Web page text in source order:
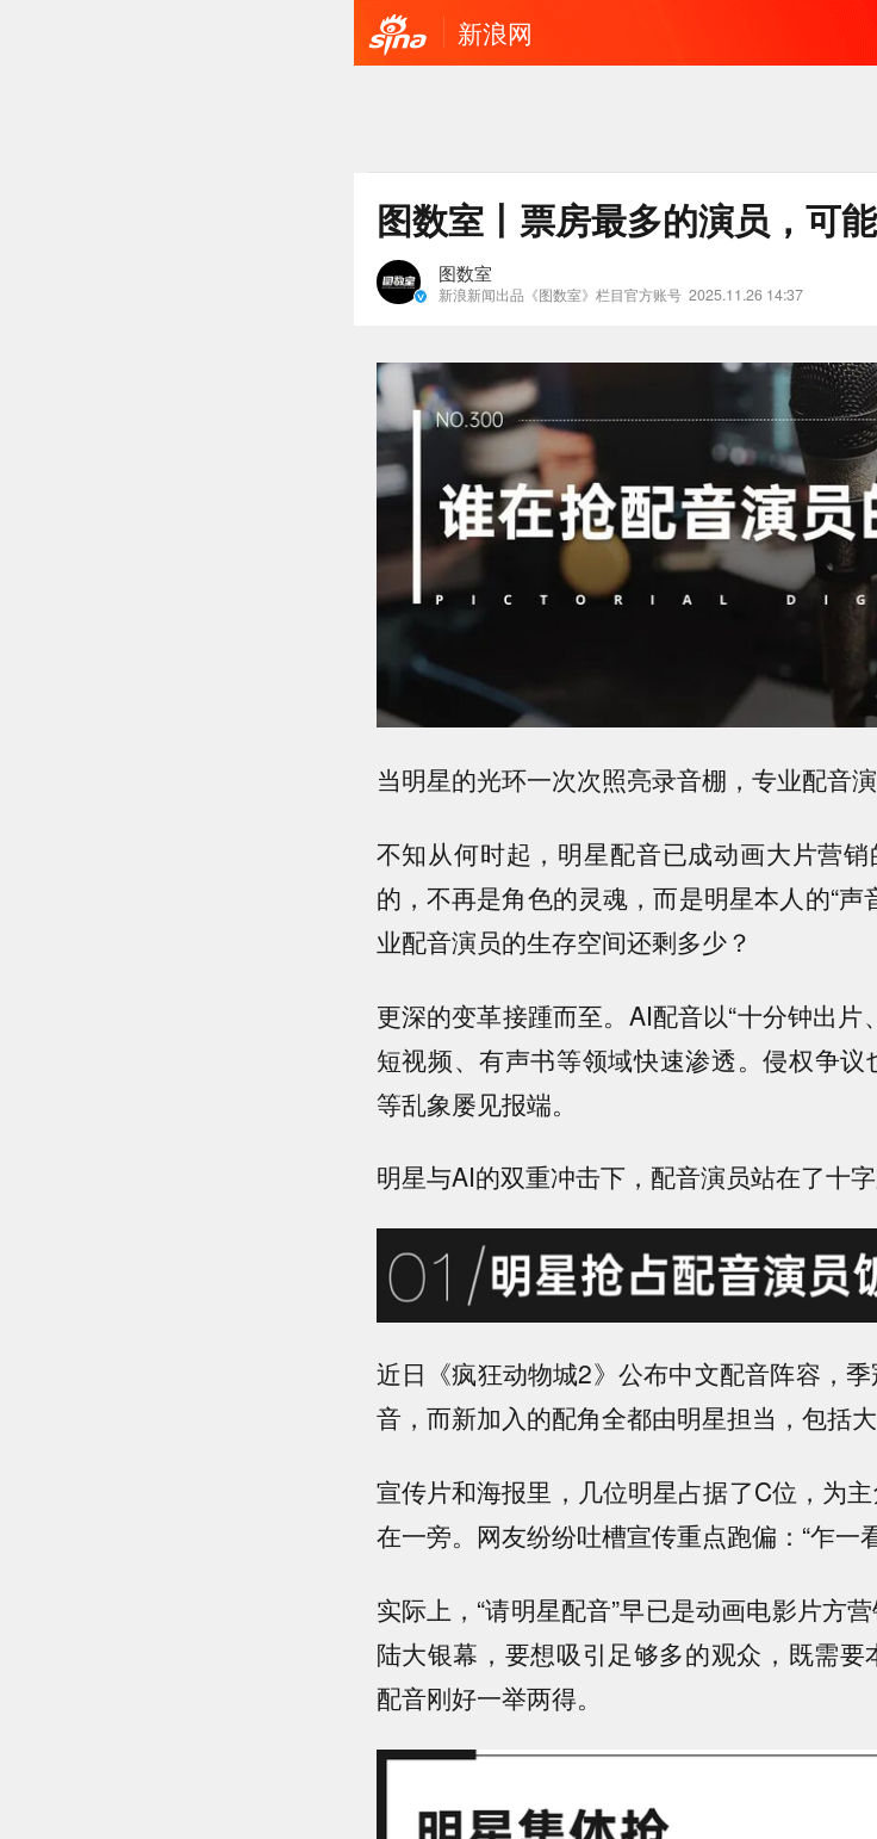
新浪网
图数室丨票房最多的演员，可
图数室
新浪新闻出品《图数室》栏目官方账号 2025.11.26 14:37
当明星的光环一次次照亮录音棚，专业配音
不知从何时起，明星配音已成动画大片营销
的，不再是角色的灵魂，而是明星本人的“
业配音演员的生存空间还剩多少？
更深的变革接踵而至。AI配音以“十分钟出
短视频、有声书等领域快速渗透。侵权争
等乱象屡见报端。
明星与AI的双重冲击下，配音演员站在了十
近日《疯狂动物城2》公布中文配音阵容，
音，而新加入的配角全都由明星担当，包括
宣传片和海报里，几位明星占据了C位，为
在一旁。网友纷纷吐槽宣传重点跑偏： “乍一
实际上，“请明星配音”早已是动画电影片方
陆大银幕，要想吸引足够多的观众， 既需要
配音刚好一举两得。